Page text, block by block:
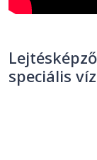
speciális